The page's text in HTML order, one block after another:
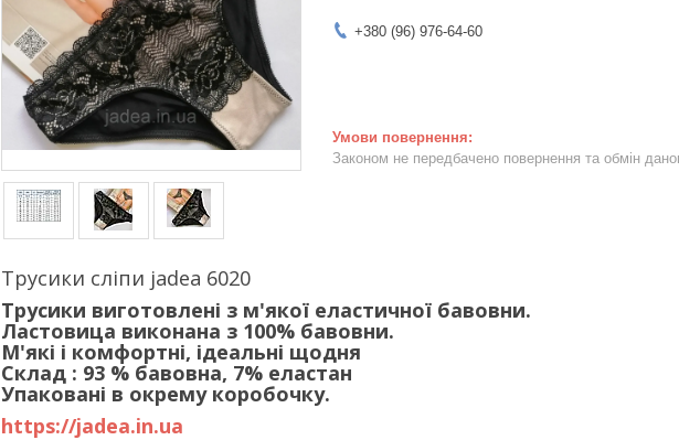
+380 (96) 976-64-60
Законом не передбачено повернення та обмін
Трусики сліпи jadea 6020
Трусики виготовлені з м'якої еластичної бавовни.
Ластовица виконана з 100% бавовни.
М'які і комфортні, ідеальні щодня
Склад : 93 % бавовна, 7% еластан
Упаковані в окрему коробочку.
https://jadea.in.ua